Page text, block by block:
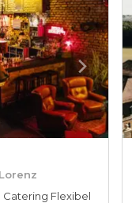
Catering Flexibel